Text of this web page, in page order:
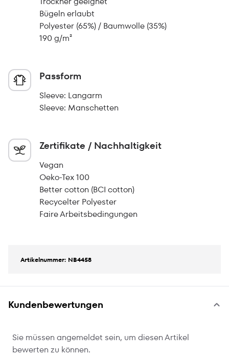
Bügeln erlaubt
Polyester (65%) / Baumwolle (35%)
190 g/m²
Passform
Sleeve: Langarm
Sleeve: Manschetten
Zertifikate / Nachhaltigkeit
Vegan
Oeko-Tex 100
Better cotton (BCI cotton)
Recycelter Polyester
Faire Arbeitsbedingungen
Artikelnummer: NB4458
Kundenbewertungen
Sie müssen angemeldet sein, um diesen Artikel
bewerten zu können.